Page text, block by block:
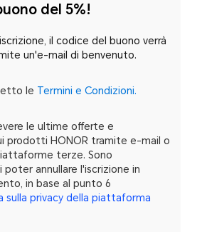
del 5%!
il codice del buono verrà
un'e-mail di benvenuto.
le Termini e Condizioni.
le ultime offerte e
prodotti HONOR tramite e-mail o
terze. Sono
poter annullare l'iscrizione in
in base al punto 6
sulla privacy della piattaforma